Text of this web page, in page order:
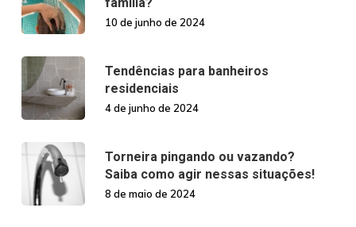
10 de junho de 2024
Tendências para banheiros
residenciais
4 de junho de 2024
Torneira pingando ou vazando?
Saiba como agir nessas situações!
8 de maio de 2024